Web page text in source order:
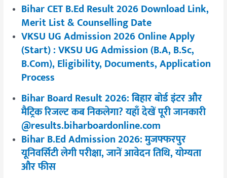
Bihar CET B.Ed Result 2026 Download Link,
Merit List & Counselling Date
VKSU UG Admission 2026 Online Apply
(Start) : VKSU UG Admission (B.A, B.Sc,
B.Com), Eligibility, Documents, Application
Process
Bihar Board Result 2026: बिहार बोर्ड इंटर और
मैट्रिक रिजल्ट कब निकलेगा? यहाँ देखें पूरी जानकारी
@results.biharboardonline.com
Bihar B.Ed Admission 2026: मुजफ्फरपुर
यूनिवर्सिटी लेगी परीक्षा, जानें आवेदन तिथि, योग्यता
और फीस